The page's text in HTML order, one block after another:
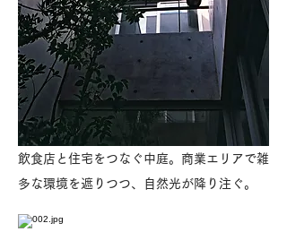
飲食店と住宅をつなぐ中庭。商業エリアで雑
多な環境を遮りつつ、自然光が降り注ぐ。